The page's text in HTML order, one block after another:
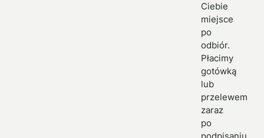
Ciebie
miejsce
po
odbiór.
Płacimy
gotówką
lub
przelewem
zaraz
po